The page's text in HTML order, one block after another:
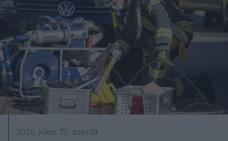
2026. július 15., szerda